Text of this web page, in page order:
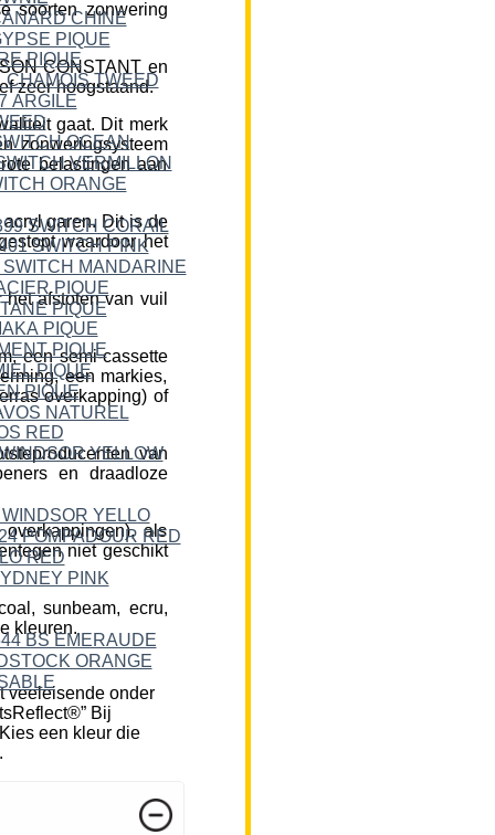
soorten zonwering
CONSTANT en
zeer hoogstaand.
gaat. Dit merk
zonweringsysteem
belastingen aan
garen. Dit is de
waardoor het
afstoten van vuil
een semi-cassette
een markies,
overkapping) of
van
en draadloze
als
niet geschikt
sunbeam, ecru,
kleuren.
veeleisende onder
Bij
een kleur die